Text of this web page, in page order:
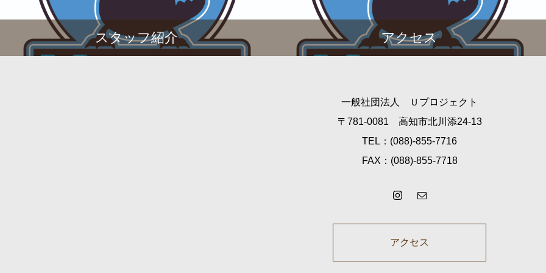
スタッフ紹介 アクセス
一般社団法人 Ｕプロジェクト
〒781-0081 高知市北川添24-13
TEL：(088)-855-7716
FAX：(088)-855-7718
アクセス